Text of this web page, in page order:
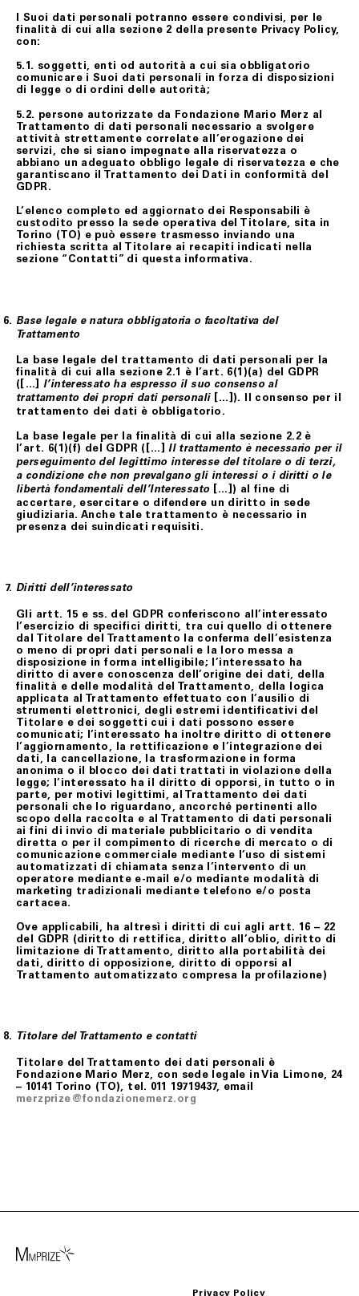
I Suoi dati personali potranno essere condivisi, per le
finalità di cui alla sezione 2 della presente Privacy Policy,
con:
5.1. soggetti, enti od autorità a cui sia obbligatorio
comunicare i Suoi dati personali in forza di disposizioni
di legge o di ordini delle autorità;
5.2. persone autorizzate da Fondazione Mario Merz al
Trattamento di dati personali necessario a svolgere
attività strettamente correlate all’erogazione dei
servizi, che si siano impegnate alla riservatezza o
abbiano un adeguato obbligo legale di riservatezza e che
garantiscano il Trattamento dei Dati in conformità del
GDPR.
L’elenco completo ed aggiornato dei Responsabili è
custodito presso la sede operativa del Titolare, sita in
Torino (TO) e può essere trasmesso inviando una
richiesta scritta al Titolare ai recapiti indicati nella
sezione “Contatti” di questa informativa.
Base legale e natura obbligatoria o facoltativa del
Trattamento
La base legale del trattamento di dati personali per la
finalità di cui alla sezione 2.1 è l’art. 6(1)(a) del GDPR
([…]
l’interessato ha espresso il suo consenso al
trattamento dei propri dati personali[…]). Il consenso per il
trattamento dei dati è obbligatorio.
La base legale per la finalità di cui alla sezione 2.2 è
l’art. 6(1)(f) del GDPR ([…] Il trattamento è necessario per il
perseguimento del legittimo interesse del titolare o di terzi,
a condizione che non prevalgano gli interessi o i diritti o le
libertà fondamentali dell’Interessato[…]) al fine di
accertare, esercitare o difendere un diritto in sede
giudiziaria. Anche tale trattamento è necessario in
presenza dei suindicati requisiti.
Diritti dell’interessato
Gli artt. 15 e ss. del GDPR conferiscono all’interessato
l’esercizio di specifici diritti, tra cui quello di ottenere
dal Titolare del Trattamento la conferma dell’esistenza
o meno di propri dati personali e la loro messa a
disposizione in forma intelligibile; l’interessato ha
diritto di avere conoscenza dell’origine dei dati, della
finalità e delle modalità del Trattamento, della logica
applicata al Trattamento effettuato con l’ausilio di
strumenti elettronici, degli estremi identificativi del
Titolare e dei soggetti cui i dati possono essere
comunicati; l’interessato ha inoltre diritto di ottenere
l’aggiornamento, la rettificazione e l’integrazione dei
dati, la cancellazione, la trasformazione in forma
anonima o il blocco dei dati trattati in violazione della
legge; l’interessato ha il diritto di opporsi, in tutto o in
parte, per motivi legittimi, al Trattamento dei dati
personali che lo riguardano, ancorché pertinenti allo
scopo della raccolta e al Trattamento di dati personali
ai fini di invio di materiale pubblicitario o di vendita
diretta o per il compimento di ricerche di mercato o di
comunicazione commerciale mediante l’uso di sistemi
automatizzati di chiamata senza l’intervento di un
operatore mediante e-mail e/o mediante modalità di
marketing tradizionali mediante telefono e/o posta
cartacea.
Ove applicabili, ha altresì i diritti di cui agli artt. 16 – 22
del GDPR (diritto di rettifica, diritto all’oblio, diritto di
limitazione di Trattamento, diritto alla portabilità dei
dati, diritto di opposizione, diritto di opporsi al
Trattamento automatizzato compresa la profilazione)
Titolare del Trattamento e contatti
Titolare del Trattamento dei dati personali è
Fondazione Mario Merz, con sede legale in Via Limone, 24
– 10141 Torino (TO), tel. 011 19719437, email
merzprize@fondazionemerz.org
Privacy Policy